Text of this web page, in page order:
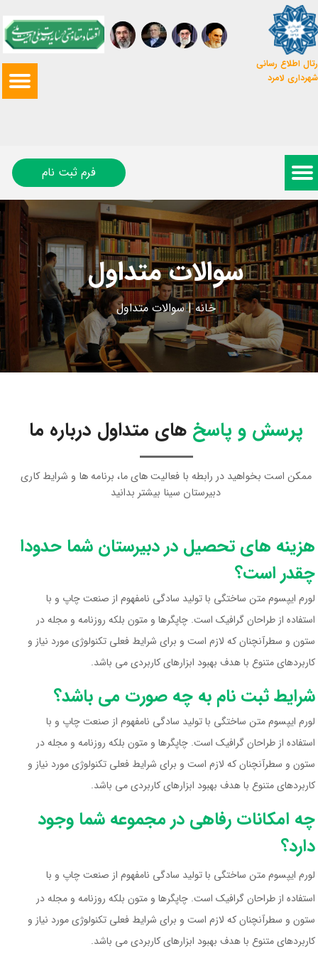
اطلاع رسانی
شهرداری لامرد
فرم ثبت نام
سوالات متداول
خانه|سوالات متداول
پرسش و پاسخ های متداول درباره ما
ممکن است بخواهید در رابطه با فعالیت های ما، برنامه ها و شرایط کاری
دبیرستان سینا بیشتر بدانید
هزینه های تحصیل در دبیرستان شما حدودا
چقدر است؟
لورم ایپسوم متن ساختگی با تولید سادگی نامفهوم از صنعت چاپ و با
استفاده از طراحان گرافیک است. چاپگرها و متون بلکه روزنامه و مجله در
ستون و سطرآنچنان که لازم است و برای شرایط فعلی تکنولوژی مورد نیاز و
کاربردهای متنوع با هدف بهبود ابزارهای کاربردی می باشد.
شرایط ثبت نام به چه صورت می باشد؟
لورم ایپسوم متن ساختگی با تولید سادگی نامفهوم از صنعت چاپ و با
استفاده از طراحان گرافیک است. چاپگرها و متون بلکه روزنامه و مجله در
ستون و سطرآنچنان که لازم است و برای شرایط فعلی تکنولوژی مورد نیاز و
کاربردهای متنوع با هدف بهبود ابزارهای کاربردی می باشد.
چه امکانات رفاهی در مجموعه شما وجود
دارد؟
لورم ایپسوم متن ساختگی با تولید سادگی نامفهوم از صنعت چاپ و با
استفاده از طراحان گرافیک است. چاپگرها و متون بلکه روزنامه و مجله در
ستون و سطرآنچنان که لازم است و برای شرایط فعلی تکنولوژی مورد نیاز و
کاربردهای متنوع با هدف بهبود ابزارهای کاربردی می باشد.